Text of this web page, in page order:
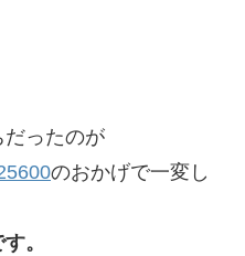
だったのが
のおかげで一変し
。